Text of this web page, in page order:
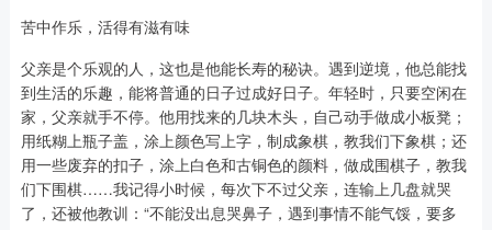
苦中作乐，活得有滋有味
父亲是个乐观的人，这也是他能长寿的秘诀。遇到逆境，他总能找
到生活的乐趣，能将普通的日子过成好日子。年轻时，只要空闲在
家，父亲就手不停。他用找来的几块木头，自己动手做成小板凳；
用纸糊上瓶子盖，涂上颜色写上字，制成象棋，教我们下象棋；还
用一些废弃的扣子，涂上白色和古铜色的颜料，做成围棋子，教我
们下围棋……我记得小时候，每次下不过父亲，连输上几盘就哭
了，还被他教训：“不能没出息哭鼻子，遇到事情不能气馁，要多